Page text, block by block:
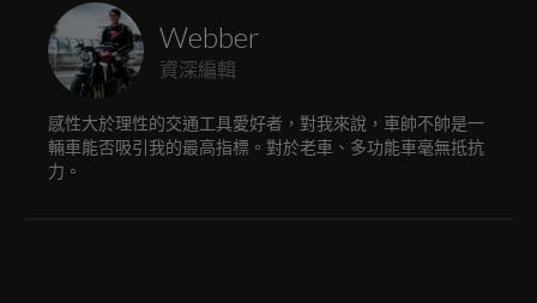
Webber
資深編輯
感性大於理性的交通工具愛好者，對我來說，車帥不帥是一
輛車能否吸引我的最高指標。對於老車、多功能車毫無抵抗
力。